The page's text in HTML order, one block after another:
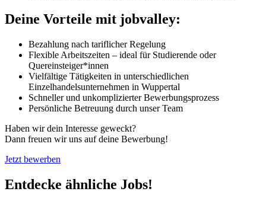
Deine Vorteile mit jobvalley:
Bezahlung nach tariflicher Regelung
Flexible Arbeitszeiten – ideal für Studierende oder
Quereinsteiger*innen
Vielfältige Tätigkeiten in unterschiedlichen
Einzelhandelsunternehmen in Wuppertal
Schneller und unkomplizierter Bewerbungsprozess
Persönliche Betreuung durch unser Team
Haben wir dein Interesse geweckt?
Dann freuen wir uns auf deine Bewerbung!
Jetzt bewerben
Entdecke ähnliche Jobs!